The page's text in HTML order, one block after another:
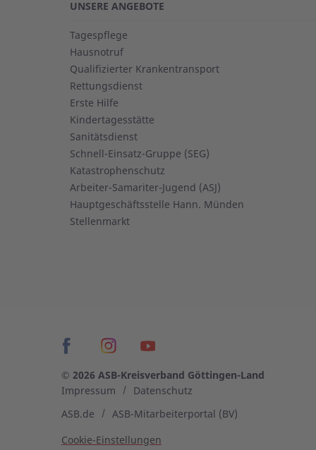
UNSERE ANGEBOTE
Tagespflege
Hausnotruf
Qualifizierter Krankentransport
Rettungsdienst
Erste Hilfe
Kindertagesstätte
Sanitätsdienst
Schnell-Einsatz-Gruppe (SEG)
Katastrophenschutz
Arbeiter-Samariter-Jugend (ASJ)
Hauptgeschäftsstelle Hann. Münden
Stellenmarkt
© 2026 ASB-Kreisverband Göttingen-Land
Impressum
Datenschutz
ASB.de
ASB-Mitarbeiterportal (BV)
Cookie-Einstellungen